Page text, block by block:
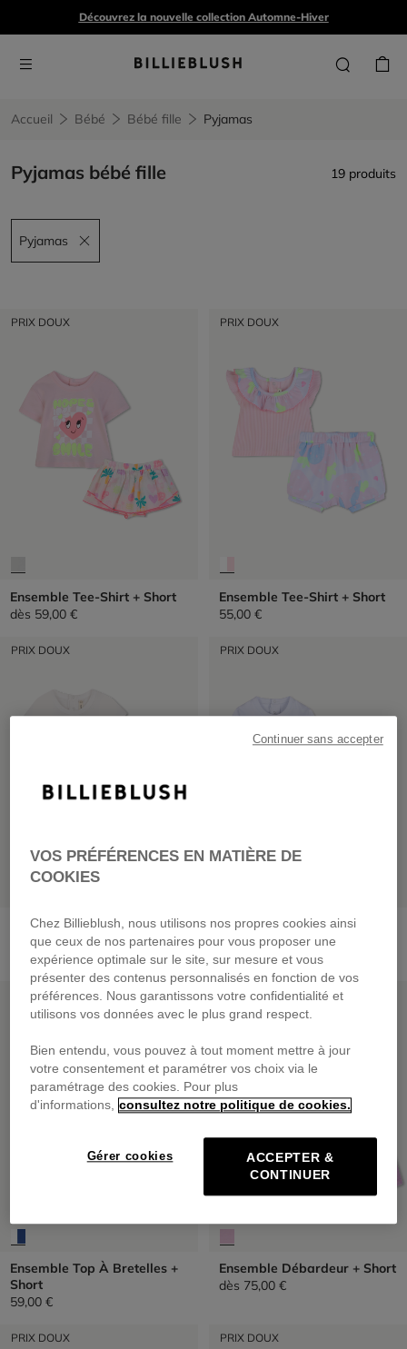
Découvrez la nouvelle collection Automne-Hiver
Accueil Bébé Bébé fille Pyjamas
Pyjamas bébé fille 19 produits
Pyjamas
Remove filter Pyjamas
PRIX DOUX
Ensemble Tee-Shirt + Short
dès 59,00 €
PRIX DOUX
Ensemble Tee-Shirt + Short
55,00 €
PRIX DOUX
Ensemble Tee-Shirt +
Pantalon
59,00 €
PRIX DOUX
Ensemble Sweat Et Legging
69,00 €
PRIX DOUX
Ensemble Top À Bretelles +
Short
59,00 €
PRIX DOUX
Ensemble Débardeur + Short
dès 75,00 €
PRIX DOUX PRIX DOUX
VOS PRÉFÉRENCES EN MATIÈRE DE
COOKIES
Chez Billieblush, nous utilisons nos propres cookies ainsi
que ceux de nos partenaires pour vous proposer une
expérience optimale sur le site, sur mesure et vous
présenter des contenus personnalisés en fonction de vos
préférences. Nous garantissons votre confidentialité et
utilisons vos données avec le plus grand respect.
Bien entendu, vous pouvez à tout moment mettre à jour
votre consentement et paramétrer vos choix via le
paramétrage des cookies. Pour plus
d'informations, consultez notre politique de cookies.
Gérer cookies
ACCEPTER &
CONTINUER
Continuer sans accepter